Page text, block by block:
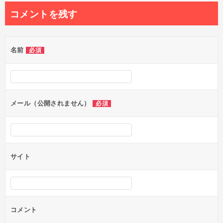
ビ
ー
シ
ン
コメントを残す
名前 必須
メール（公開されません） 必須
サイト
コメント